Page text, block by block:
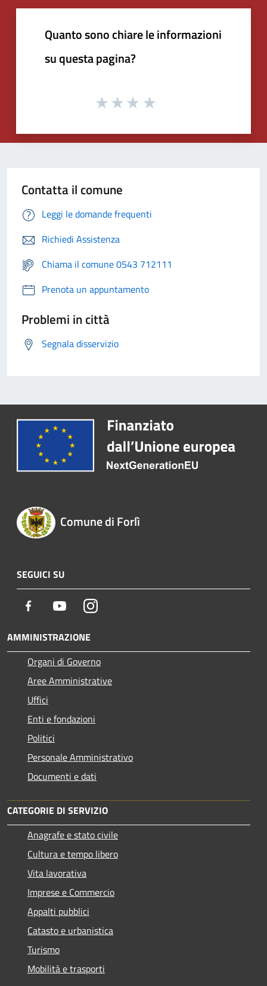
Quanto sono chiare le informazioni
su questa pagina?
Contatta il comune
Leggi le domande frequenti
Richiedi Assistenza
Chiama il comune 0543 712111
Prenota un appuntamento
Problemi in città
Segnala disservizio
Comune di Forlì
SEGUICI SU
Facebook YoutubeInstagram
AMMINISTRAZIONE
Organi di Governo
Aree Amministrative
Uffici
Enti e fondazioni
Politici
Personale Amministrativo
Documenti e dati
CATEGORIE DI SERVIZIO
Anagrafe e stato civile
Cultura e tempo libero
Vita lavorativa
Imprese e Commercio
Appalti pubblici
Catasto e urbanistica
Turismo
Mobilità e trasporti